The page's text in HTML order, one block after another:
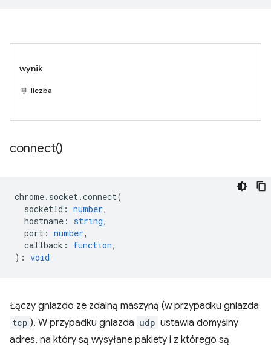
wynik
liczba
connect()
chrome. socket.connect(
socketId : number,
hostname : string,
port : number,
callback : function,
) : void
Łączy gniazdo ze zdalną maszyną (w przypadku gniazda
tcp ). W przypadku gniazda udp ustawia domyślny
adres, na który są wysyłane pakiety i z którego są